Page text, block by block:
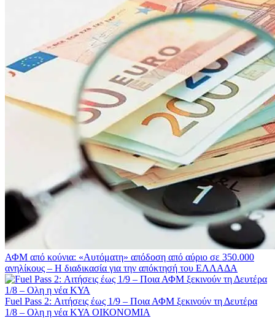
ΑΦΜ από κούνια: «Αυτόματη» απόδοση από αύριο σε 350.000
ανηλίκους – Η διαδικασία για την απόκτησή του ΕΛΛΑΔΑ
Fuel Pass 2: Αιτήσεις έως 1/9 – Ποια ΑΦΜ ξεκινούν τη Δευτέρα
1/8 – Ολη η νέα ΚΥΑ ΟΙΚΟΝΟΜΙΑ